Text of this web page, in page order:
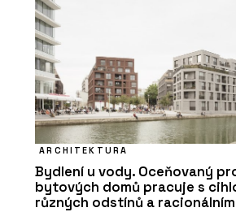
ARCHITEKTURA
Bydlení u vody. Oceňovaný
bytových domů pracuje s
různých odstínů a